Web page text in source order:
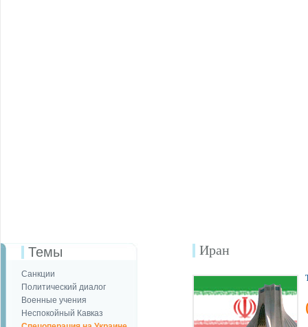
Темы
Санкции
Политический диалог
Военные учения
Неспокойный Кавказ
Иран